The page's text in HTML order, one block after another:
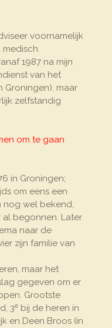
voornamelijk
medisch
1987 na mijn
van het
Groningen), maar
zelfstandig
om te gaan
in Groningen;
om eens een
nog wel bekend,
begonnen. Later
naar de
zijn familie van
maar het
gegeven om er
Grootste
3ebij de heren in
en Deen Broos (in